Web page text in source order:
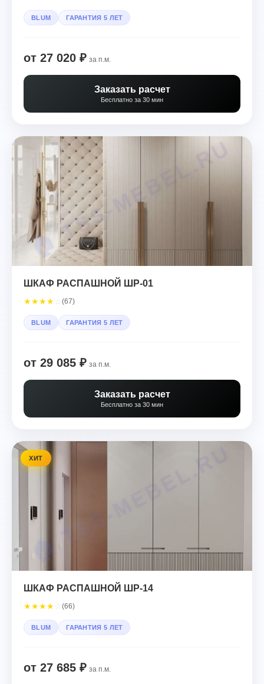
BLUM ГАРАНТИЯ 5 ЛЕТ
от 27 020 ₽ за п.м.
Заказать расчет
Бесплатно за 30 мин
ШКАФ РАСПАШНОЙ ШР-01
★★★★ (67)
BLUM ГАРАНТИЯ 5 ЛЕТ
от 29 085 ₽ за п.м.
Заказать расчет
Бесплатно за 30 мин
ХИТ
ШКАФ РАСПАШНОЙ ШР-14
★★★★ (66)
BLUM ГАРАНТИЯ 5 ЛЕТ
от 27 685 ₽ за п.м.